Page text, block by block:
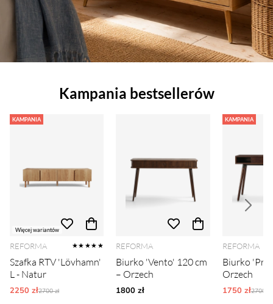
Kampania bestsellerów
KAMPANIA
Więcej wariantów
REFORMA ★★★★★
Szafka RTV 'Lövhamn'
L - Natur
2250 złOrdinarie pris:
2700 zł
REFORMA
Biurko 'Vento' 120 cm
– Orzech
1800 zł
KAMPANIA
REFORMA
Biurko
Orzech
1750 zł2700 zł